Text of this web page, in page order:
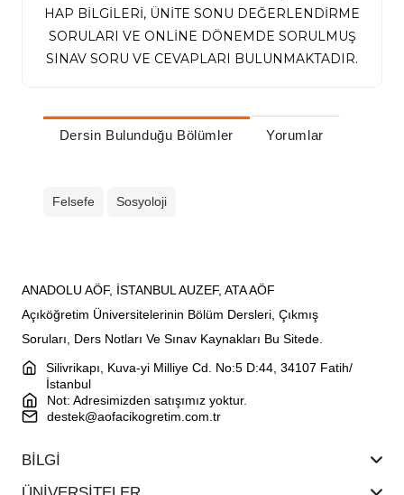
HAP BİLGİLERİ, ÜNİTE SONU DEĞERLENDİRME
SORULARI VE ONLİNE DÖNEMDE SORULMUŞ
SINAV SORU VE CEVAPLARI BULUNMAKTADIR.
Dersin Bulunduğu Bölümler Yorumlar
Felsefe Sosyoloji
ANADOLU AÖF, İSTANBUL AUZEF, ATA AÖF
Açıköğretim Üniversitelerinin Bölüm Dersleri, Çıkmış
Soruları, Ders Notları Ve Sınav Kaynakları Bu Sitede.
Silivrikapı, Kuva-yi Milliye Cd. No:5 D:44, 34107 Fatih/
İstanbul
Not: Adresimizden satışımız yoktur.
destek@aofacikogretim.com.tr
BİLGİ